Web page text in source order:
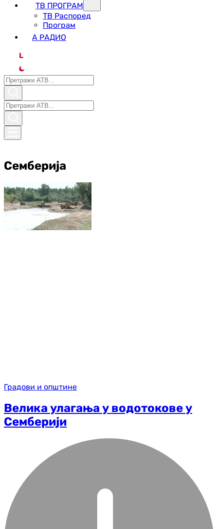
ТВ ПРОГРАМ
ТВ Распоред
Програм
А РАДИО
L
Семберија
Градови и општине
Велика улагања у водотокове у
Семберији